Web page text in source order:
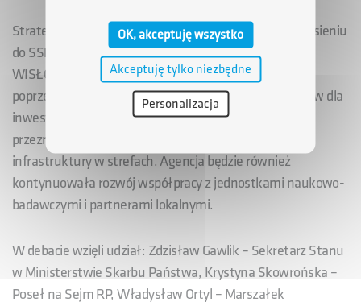
Strategia ARP S.A. w perspektywie do 2020 r. w odniesieniu
do SSE EURO-PARK MIELEC i TSSE EURO-PARK
WISŁOSAN zakłada wsparcie ich rozwoju
poprzez zapewnienie jak najkorzystniejszych warunków dla
inwestorów. W latach 2015–2020 ARP S.A. zamierza
przeznaczyć łącznie ponad 150 mln zł na rozbudowę
infrastruktury w strefach. Agencja będzie również
kontynuowała rozwój współpracy z jednostkami naukowo-
badawczymi i partnerami lokalnymi.
W debacie wzięli udział: Zdzisław Gawlik – Sekretarz Stanu
w Ministerstwie Skarbu Państwa, Krystyna Skowrońska –
Poseł na Sejm RP, Władysław Ortyl – Marszałek
OK, akceptuję wszystko
Akceptuję tylko niezbędne
Personalizacja